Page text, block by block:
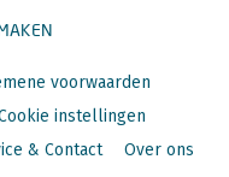
voorwaarden
instellingen
& Contact Over ons